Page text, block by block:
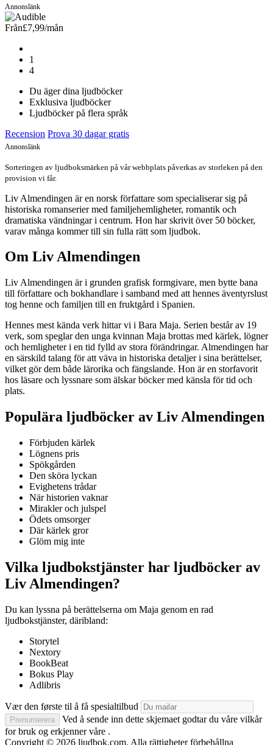
Annonslänk
Från£7,99/mån
1
4
Du äger dina ljudböcker
Exklusiva ljudböcker
Ljudböcker på flera språk
Recension Prova 30 dagar gratis
Annonslänk
Sorteringen av ljudboksmärken på vår webbplats påverkas av storleken på den
provision vi får.
Liv Almendingen är en norsk författare som specialiserar sig på
historiska romanserier med familjehemligheter, romantik och
dramatiska vändningar i centrum. Hon har skrivit över 50 böcker,
varav många kommer till sin fulla rätt som ljudbok.
Om Liv Almendingen
Liv Almendingen är i grunden grafisk formgivare, men bytte bana
till författare och bokhandlare i samband med att hennes äventyrslust
tog henne och familjen till en fruktgård i Spanien.
Hennes mest kända verk hittar vi i Bara Maja. Serien består av 19
verk, som speglar den unga kvinnan Maja brottas med kärlek, lögner
och hemligheter i en tid fylld av stora förändringar. Almendingen har
en särskild talang för att väva in historiska detaljer i sina berättelser,
vilket gör dem både lärorika och fängslande. Hon är en storfavorit
hos läsare och lyssnare som älskar böcker med känsla för tid och
plats.
Populära ljudböcker av Liv Almendingen
Förbjuden kärlek
Lögnens pris
Spökgården
Den sköra lyckan
Evighetens trådar
När historien vaknar
Mirakler och julspel
Ödets omsorger
Där kärlek gror
Glöm mig inte
Vilka ljudbokstjänster har ljudböcker av
Liv Almendingen?
Du kan lyssna på berättelserna om Maja genom en rad
ljudbokstjänster, däribland:
Storytel
Nextory
BookBeat
Bokus Play
Adlibris
Vær den første til å få spesialtilbud
Prenumerera
Ved å sende inn dette skjemaet godtar du våre vilkår
for bruk og erkjenner våre .
Copyright © 2026 ljudbok.com. Alla rättigheter förbehållna